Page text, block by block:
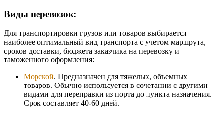
Виды перевозок:
Для транспортировки грузов или товаров выбирается
наиболее оптимальный вид транспорта с учетом маршрута,
сроков доставки, бюджета заказчика на перевозку и
таможенного оформления:
Морской. Предназначен для тяжелых, объемных
товаров. Обычно используется в сочетании с другими
видами для переправки из порта до пункта назначения.
Срок составляет 40-60 дней.